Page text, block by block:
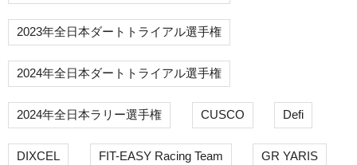
2023年全日本ダートトライアル選手権
2024年全日本ダートトライアル選手権
2024年全日本ラリー選手権 CUSCO Defi
DIXCEL FIT-EASY Racing Team GR YARIS